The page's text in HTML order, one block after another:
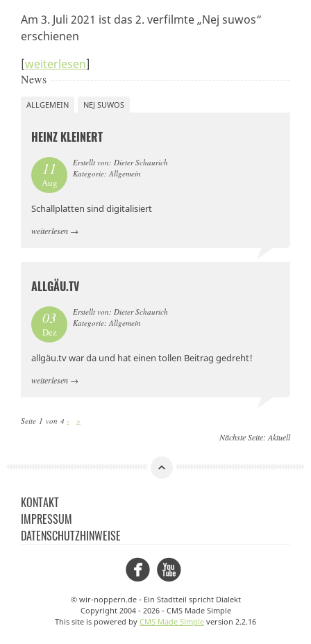
Am 3. Juli 2021 ist das 2. verfilmte „Nej suwos“
erschienen
[weiterlesen]
News
ALLGEMEIN NEJ SUWOS
HEINZ KLEINERT
11
Aug
Erstellt von: Dieter Schaurich
Kategorie: Allgemein
Schallplatten sind digitalisiert
weiterlesen →
ALLGÄU.TV
03
Dez
Erstellt von: Dieter Schaurich
Kategorie: Allgemein
allgäu.tv war da und hat einen tollen Beitrag gedreht!
weiterlesen →
Seite 1 von 4 › »
Nächste Seite: Aktuell
KONTAKT
IMPRESSUM
DATENSCHUTZHINWEISE
Facebook
YouTube
© wir-noppern.de - Ein Stadtteil spricht Dialekt
Copyright 2004 - 2026 - CMS Made Simple
This site is powered by CMS Made Simple version 2.2.16